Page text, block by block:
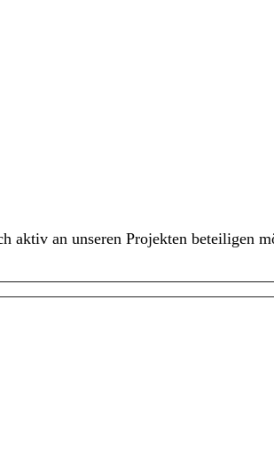
aktiv an unseren Projekten beteiligen